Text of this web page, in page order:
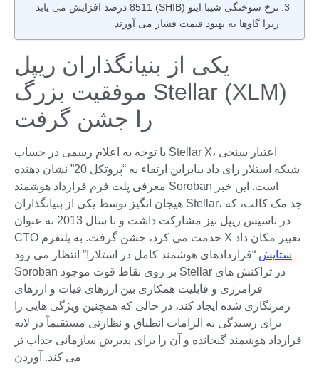
نرخ سوختگی شیبا اینو (SHIB) 8511 درصد افزایش می یابد
زیرا گاوها به بهبود قیمت فشار می آورند
یکی از بنیانگذاران ریپل
موفقیت بزرگ Stellar (XLM)
را جشن گرفت
با توجه به اعلام رسمی در حساب Stellar X، اعتبار سنجی
شبکه استلار رای داد
بنابراین ارتقاء به “پروتکل 20” نشان دهنده
معرفی پلت فرم قرارداد هوشمند Soroban است. این خبر
هیجان انگیز توسط یکی از بنیانگذاران Stellar، جد مک کالب، که
در تاسیس ریپل نیز مشارکت داشت و تا سال 2013 به عنوان
CTO خدمت می کرد، جشن گرفت. به پلتفرم X تغییر مکان داد
ستایش “قراردادهای هوشمند کامل در استلار!” انتظار می رود
Soroban بر روی نقاط قوت موجود Stellar در تراکنش های
فرامرزی و قابلیت همکاری بین ارزهای فیات و ارزهای
رمزنگاری شده ایجاد کند، در حالی که همچنین ویژگی هایی را
برای رسیدگی به الزامات انطباق و نظارتی مستقیماً در لایه
قرارداد هوشمند گنجانده و آن را برای پذیرش سازمانی جذاب تر
می کند. آوردن